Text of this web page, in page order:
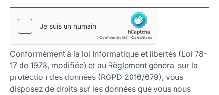
Conformément à la loi Informatique et libertés (Loi 78-
17 de 1978, modifiée) et au Règlement général sur la
protection des données (RGPD 2016/679), vous
disposez de droits sur les données que vous nous